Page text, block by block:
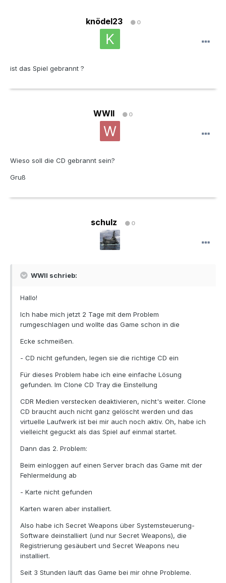
knödel23 0
ist das Spiel gebrannt ?
WWII 0
Wieso soll die CD gebrannt sein?
Gruß
schulz 0
WWII schrieb:
Hallo!
Ich habe mich jetzt 2 Tage mit dem Problem
rumgeschlagen und wollte das Game schon in die
Ecke schmeißen.
- CD nicht gefunden, legen sie die richtige CD ein
Für dieses Problem habe ich eine einfache Lösung
gefunden. Im Clone CD Tray die Einstellung
CDR Medien verstecken deaktivieren, nicht's weiter. Clone
CD braucht auch nicht ganz gelöscht werden und das
virtuelle Laufwerk ist bei mir auch noch aktiv. Oh, habe ich
vielleicht geguckt als das Spiel auf einmal startet.
Dann das 2. Problem:
Beim einloggen auf einen Server brach das Game mit der
Fehlermeldung ab
- Karte nicht gefunden
Karten waren aber installiert.
Also habe ich Secret Weapons über Systemsteuerung-
Software deinstalliert (und nur Secret Weapons), die
Registrierung gesäubert und Secret Weapons neu
installiert.
Seit 3 Stunden läuft das Game bei mir ohne Probleme.